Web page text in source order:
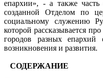
епархии», - а также
созданной Отделом по
социальному служению
которой рассказывается
городов разных епархий
возникновения и развития.
СОДЕРЖАНИЕ